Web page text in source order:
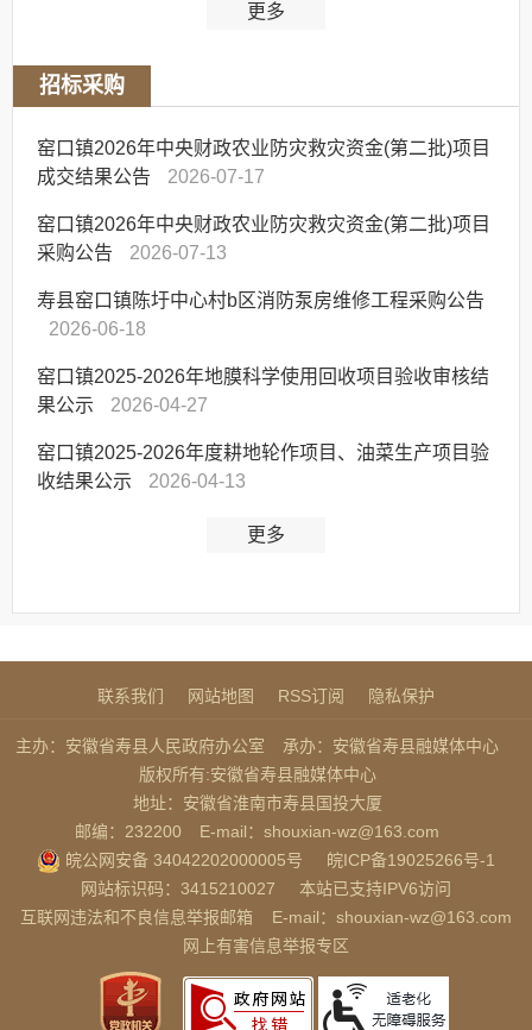
更多
招标采购
窑口镇2026年中央财政农业防灾救灾资金(第二批)项目
成交结果公告
2026-07-17
窑口镇2026年中央财政农业防灾救灾资金(第二批)项目
采购公告
2026-07-13
寿县窑口镇陈圩中心村b区消防泵房维修工程采购公告
2026-06-18
窑口镇2025-2026年地膜科学使用回收项目验收审核结
果公示
2026-04-27
窑口镇2025-2026年度耕地轮作项目、油菜生产项目验
收结果公示
2026-04-13
更多
联系我们 网站地图 RSS订阅 隐私保护
主办：安徽省寿县人民政府办公室
承办：安徽省寿县融媒体中心
版权所有:安徽省寿县融媒体中心
地址：安徽省淮南市寿县国投大厦
邮编：232200
E-mail：shouxian-wz@163.com
皖公网安备 34042202000005号
皖ICP备19025266号-1
网站标识码：3415210027
本站已支持IPV6访问
互联网违法和不良信息举报邮箱
E-mail：shouxian-wz@163.com
网上有害信息举报专区